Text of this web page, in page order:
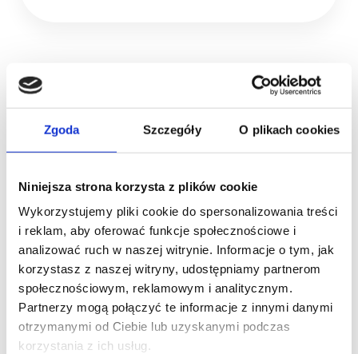
Zgoda Szczegóły O plikach cookies
Niniejsza strona korzysta z plików cookie
Wykorzystujemy pliki cookie do spersonalizowania treści
i reklam, aby oferować funkcje społecznościowe i
analizować ruch w naszej witrynie. Informacje o tym, jak
korzystasz z naszej witryny, udostępniamy partnerom
społecznościowym, reklamowym i analitycznym.
Partnerzy mogą połączyć te informacje z innymi danymi
otrzymanymi od Ciebie lub uzyskanymi podczas
korzystania z ich usług.
Zobacz szkolenia online
webinar NOWOŚĆ
Be the Master of First
Visit